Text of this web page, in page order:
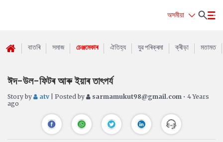
অসমীয়া
বাতৰি সমাজ চেঞ্জমেকাৰ ঐতিহ্য যুৱ পৰিক্ৰমা ক্ৰীড়া মতামত
ঈদ-উল-ফিটৰ আৰু ইয়াৰ তাৎপৰ্য
Story by atv | Posted by sarmamukut98@gmail.com • 4 Years
ago